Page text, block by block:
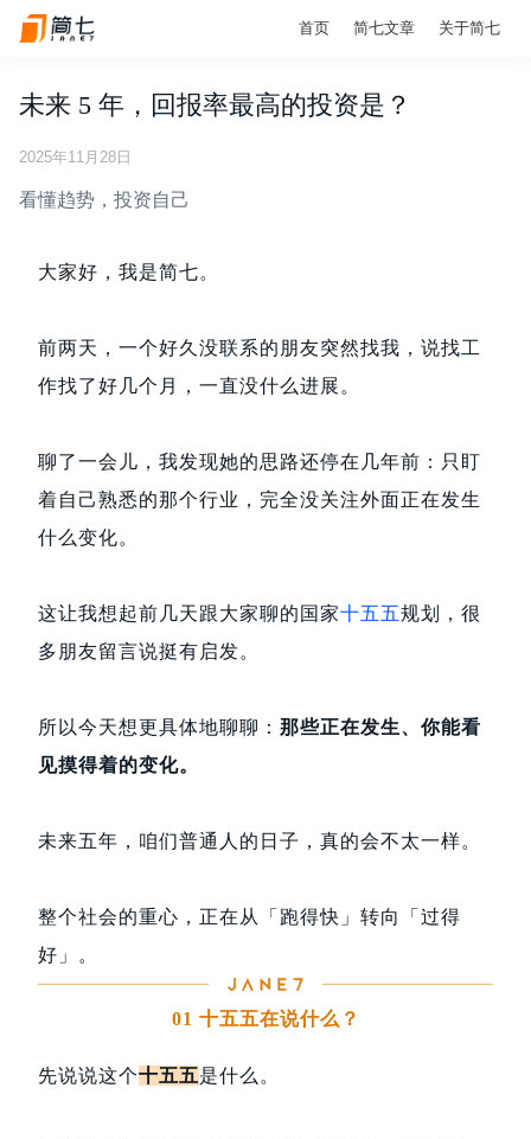
首页 简七文章 关于简七
未来 5 年，回报率最高的投资是？
2025年11月28日
看懂趋势，投资自己
大家好，我是简七。
前两天，一个好久没联系的朋友突然找我，说找工
作找了好几个月，一直没什么进展。
聊了一会儿，我发现她的思路还停在几年前：只盯
着自己熟悉的那个行业，完全没关注外面正在发生
什么变化。
这让我想起前几天跟大家聊的国家十五五规划，很
多朋友留言说挺有启发。
所以今天想更具体地聊聊： 那些正在发生、你能看
见摸得着的变化。
未来五年，咱们普通人的日子，真的会不太一样。
整个社会的重心，正在从「跑得快」转向「过得
好」。
01 十五五在说什么？
先说说这个十五五是什么。